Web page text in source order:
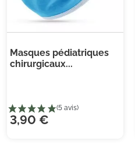
Masques pédiatriques
chirurgicaux...
3,90 €